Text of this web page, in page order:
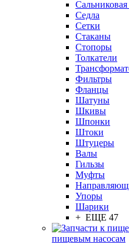
Седла
Сетки
Стаканы
Стопоры
Толкатели
Фильтры
Фланцы
Шатуны
Шкивы
Шпонки
Штоки
Штуцеры
Валы
Гильзы
Муфты
Упоры
Шарики
+ ЕЩЕ 47
пищевым насосам